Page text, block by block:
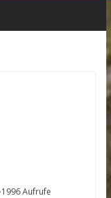
1996 Aufrufe